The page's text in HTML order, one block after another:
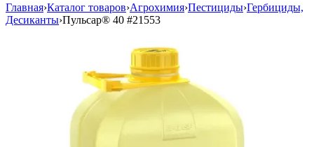
Главная›Каталог товаров›Агрохимия›Пестициды›Гербициды,
Десиканты›Пульсар® 40 #21553